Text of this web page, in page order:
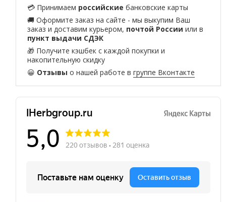
💳 Принимаем российские банковские карты
🚚 Оформите заказ на сайте - мы выкупим Ваш
заказ и доставим курьером, почтой России или в
пункт выдачи СДЭК
🎁 Получите кэшбек с каждой покупки и
накопительную скидку
😀 Отзывы о нашей работе вгруппе Вконтакте